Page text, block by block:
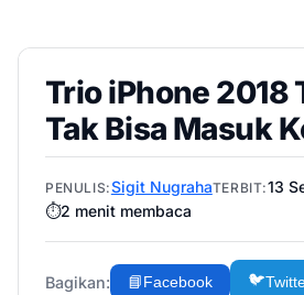
Trio iPhone 2018
Tak Bisa Masuk
PENULIS:Sigit NugrahaTERBIT:13
⏱️2 menit membaca
Bagikan: 📘Facebook 🐦